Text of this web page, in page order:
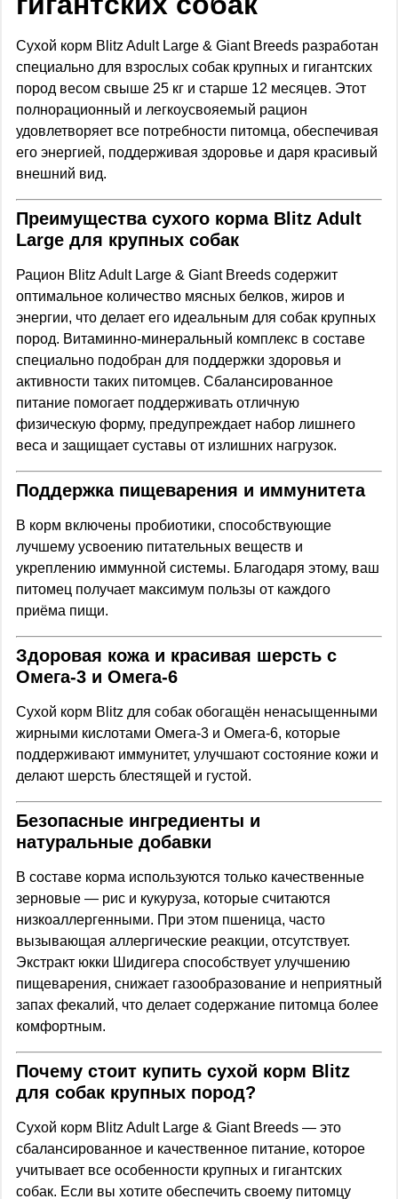
Сухой корм Blitz Adult Large & Giant Breeds разработан
специально для взрослых собак крупных и гигантских
пород весом свыше 25 кг и старше 12 месяцев. Этот
полнорационный и легкоусвояемый рацион
удовлетворяет все потребности питомца, обеспечивая
его энергией, поддерживая здоровье и даря красивый
внешний вид.
Преимущества сухого корма Blitz Adult
Large для крупных собак
Рацион Blitz Adult Large & Giant Breeds содержит
оптимальное количество мясных белков, жиров и
энергии, что делает его идеальным для собак крупных
пород. Витаминно-минеральный комплекс в составе
специально подобран для поддержки здоровья и
активности таких питомцев. Сбалансированное
питание помогает поддерживать отличную
физическую форму, предупреждает набор лишнего
веса и защищает суставы от излишних нагрузок.
Поддержка пищеварения и иммунитета
В корм включены пробиотики, способствующие
лучшему усвоению питательных веществ и
укреплению иммунной системы. Благодаря этому, ваш
питомец получает максимум пользы от каждого
приёма пищи.
Здоровая кожа и красивая шерсть с
Омега-3 и Омега-6
Сухой корм Blitz для собак обогащён ненасыщенными
жирными кислотами Омега-3 и Омега-6, которые
поддерживают иммунитет, улучшают состояние кожи и
делают шерсть блестящей и густой.
Безопасные ингредиенты и
натуральные добавки
В составе корма используются только качественные
зерновые — рис и кукуруза, которые считаются
низкоаллергенными. При этом пшеница, часто
вызывающая аллергические реакции, отсутствует.
Экстракт юкки Шидигера способствует улучшению
пищеварения, снижает газообразование и неприятный
запах фекалий, что делает содержание питомца более
комфортным.
Почему стоит купить сухой корм Blitz
для собак крупных пород?
Сухой корм Blitz Adult Large & Giant Breeds — это
сбалансированное и качественное питание, которое
учитывает все особенности крупных и гигантских
собак. Если вы хотите обеспечить своему питомцу